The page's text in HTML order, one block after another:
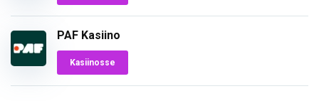
PAF Kasiino
Kasiinosse